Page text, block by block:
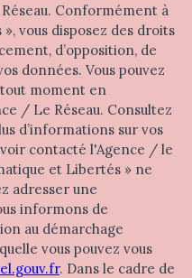
Conformément à
vous disposez des droits
d’opposition, de
données. Vous pouvez
moment en
/ Le Réseau. Consultez
d’informations sur vos
contacté l'Agence / le
et Libertés » ne
adresser une
informons de
au démarchage
vous pouvez vous
. Dans le cadre de